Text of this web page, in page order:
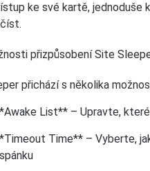
ke své kartě, jednoduše
přizpůsobení Site
přichází s několika
*Awake List** – Upravte,
*Timeout Time** – Vyberte,
spánku